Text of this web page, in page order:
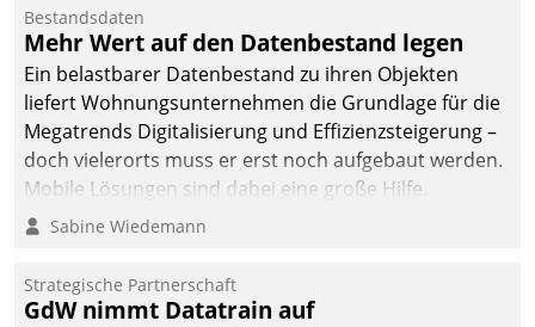
Bestandsdaten
Mehr Wert auf den Datenbestand legen
Ein belastbarer Datenbestand zu ihren Objekten
liefert Wohnungsunternehmen die Grundlage für die
Megatrends Digitalisierung und Effizienzsteigerung –
doch vielerorts muss er erst noch aufgebaut werden.
Mobile Lösungen sind dabei eine große Hilfe.
Sabine Wiedemann
Strategische Partnerschaft
GdW nimmt Datatrain auf